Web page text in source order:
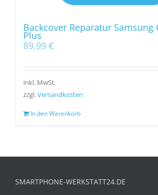
Backcover Reparatur Samsung
Plus
89,99 €
inkl. MwSt.
zzgl.Versandkosten
In den Warenkorb
SMARTPHONE-WERKSTATT24.DE